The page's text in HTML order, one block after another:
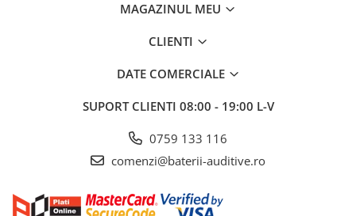
MAGAZINUL MEU
CLIENTI
DATE COMERCIALE
SUPORT CLIENTI 08:00 - 19:00 L-V
0759 133 116
comenzi@baterii-auditive.ro